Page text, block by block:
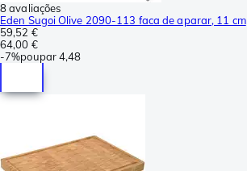
8 avaliações
Eden Sugoi Olive 2090-113 faca de aparar, 11 cm
59,52 €
64,00 €
-7%poupar4,48